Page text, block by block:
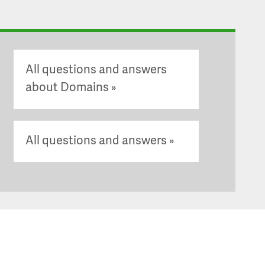
All questions and answers
about Domains
All questions and answers